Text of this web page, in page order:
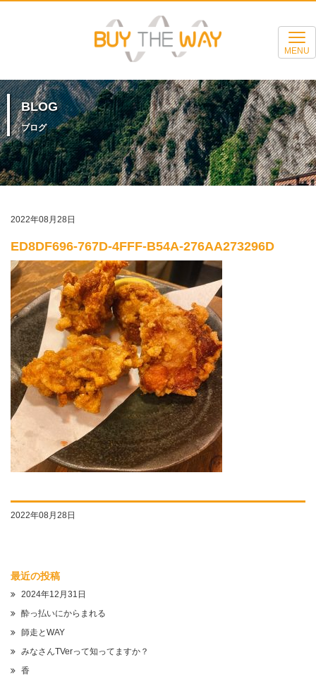
MENU
BLOG
ブログ
2022年08月28日
ED8DF696-767D-4FFF-B54A-276AA273296D
2022年08月28日
最近の投稿
2024年12月31日
酔っ払いにからまれる
師走とWAY
みなさんTVerって知ってますか？
香